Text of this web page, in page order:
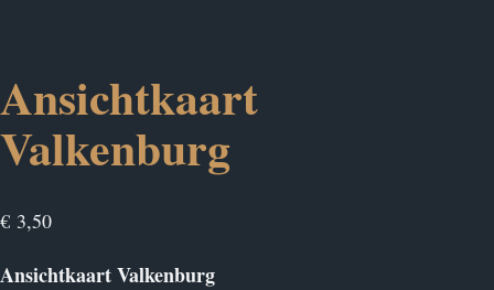
Ansichtkaart
Valkenburg
€ 3,50
Ansichtkaart Valkenburg